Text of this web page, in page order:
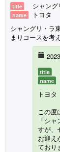
title シャン
name
トヨタ
シャングリ・ラ
まりコースを考
title
name
トヨ
この度
「シ
すが、
お迎え
ており